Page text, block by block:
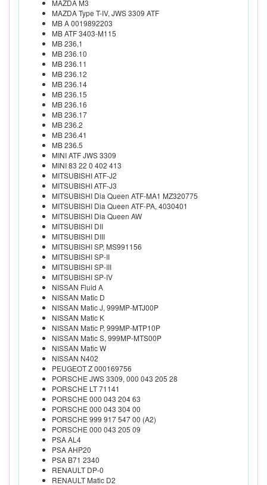
MAZDA M3
MAZDA Type T-IV, JWS 3309 ATF
MB A 0019892203
MB ATF 3403-M115
MB 236,1
MB 236.10
MB 236.11
MB 236.12
MB 236.14
MB 236.15
MB 236.16
MB 236.17
MB 236.2
MB 236.41
MB 236.5
MINI ATF JWS 3309
MINI 83 22 0 402 413
MITSUBISHI ATF-J2
MITSUBISHI ATF-J3
MITSUBISHI Dia Queen ATF-MA1 MZ320775
MITSUBISHI Dia Queen ATF-PA, 4030401
MITSUBISHI Dia Queen AW
MITSUBISHI DII
MITSUBISHI DIII
MITSUBISHI SP, MS991156
MITSUBISHI SP-II
MITSUBISHI SP-III
MITSUBISHI SP-IV
NISSAN Fluid A
NISSAN Matic D
NISSAN Matic J, 999MP-MTJ00P
NISSAN Matic K
NISSAN Matic P, 999MP-MTP10P
NISSAN Matic S, 999MP-MTS00P
NISSAN Matic W
NISSAN N402
PEUGEOT Z 000169756
PORSCHE JWS 3309, 000 043 205 28
PORSCHE LT 71141
PORSCHE 000 043 204 63
PORSCHE 000 043 304 00
PORSCHE 999 917 547 00 (A2)
PORSCHE 000 043 205 09
PSA AL4
PSA AHP20
PSA B71 2340
RENAULT DP-0
RENAULT Matic D2